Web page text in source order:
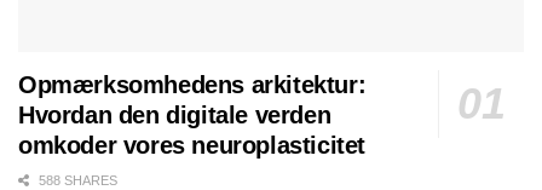
Opmærksomhedens arkitektur:
Hvordan den digitale verden
omkoder vores neuroplasticitet
588 SHARES